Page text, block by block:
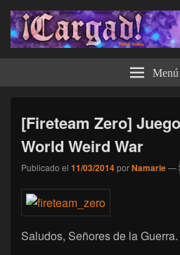
¡Cargad! Menú
[Fireteam Zero]
World Weird War
Publicado el 11/03/2014porNamarie—
Saludos, Señores de la Guerra.